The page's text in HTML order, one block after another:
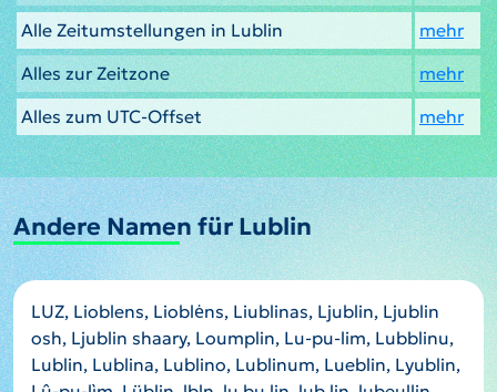
Alle Zeitumstellungen in Lublin
mehr
Alles zur Zeitzone
mehr
Alles zum UTC-Offset
mehr
Andere Namen für Lublin
LUZ, Lioblens, Lioblėns, Liublinas, Ljublin, Ljublin
osh, Ljublin shaary, Loumplin, Lu-pu-lim, Lubblinu,
Lublin, Lublina, Lublino, Lublinum, Lueblin, Lyublin,